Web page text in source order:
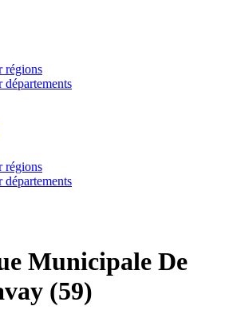
régions
régions
Municipale De
(59)